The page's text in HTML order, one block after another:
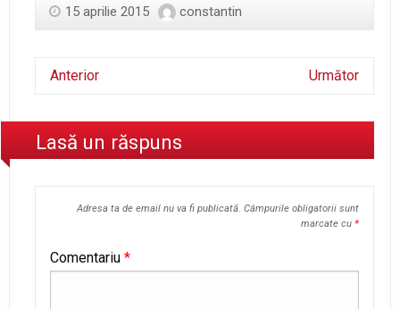
15 aprilie 2015 constantin
Anterior Următor
Lasă un răspuns
Adresa ta de email nu va fi publicată. Câmpurile obligatorii sunt
marcate cu *
Comentariu *